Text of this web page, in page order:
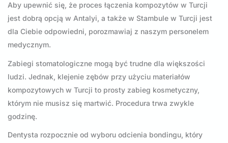
Aby upewnić się, że proces łączenia kompozytów w Turcji
jest dobrą opcją w Antalyi, a także w Stambule w Turcji jest
dla Ciebie odpowiedni, porozmawiaj z naszym personelem
medycznym.
Zabiegi stomatologiczne mogą być trudne dla większości
ludzi. Jednak, klejenie zębów przy użyciu materiałów
kompozytowych w Turcji to prosty zabieg kosmetyczny,
którym nie musisz się martwić. Procedura trwa zwykle
godzinę.
Dentysta rozpocznie od wyboru odcienia bondingu, który